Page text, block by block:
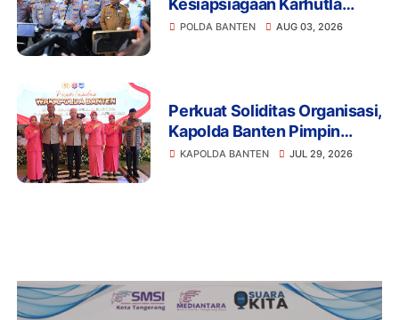
Kesiapsiagaan Karhutla
2026, Perkuat Sinergi
POLDA BANTEN AUG 03, 2026
Perkuat Soliditas Organisasi,
Kapolda Banten Pimpin
Pisah Sambut Wakapolda
KAPOLDA BANTEN JUL 29, 2026